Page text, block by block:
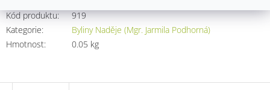
Kód produktu:
919
Kategorie:
Byliny Naděje (Mgr. Jarmila Podhorná)
Hmotnost: 0.05 kg